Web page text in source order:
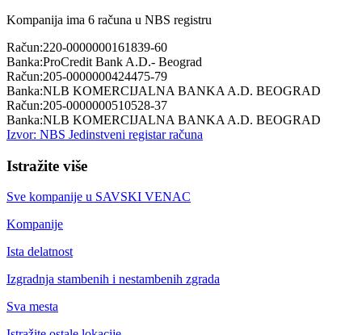
Kompanija ima 6 računa u NBS registru
Račun:220-0000000161839-60
Banka:ProCredit Bank A.D.- Beograd
Račun:205-0000000424475-79
Banka:NLB KOMERCIJALNA BANKA A.D. BEOGRAD
Račun:205-0000000510528-37
Banka:NLB KOMERCIJALNA BANKA A.D. BEOGRAD
Izvor: NBS Jedinstveni registar računa
Istražite više
Sve kompanije u SAVSKI VENAC
Kompanije
Ista delatnost
Izgradnja stambenih i nestambenih zgrada
Sva mesta